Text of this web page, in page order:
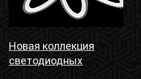
Новая коллекция
светодиодных